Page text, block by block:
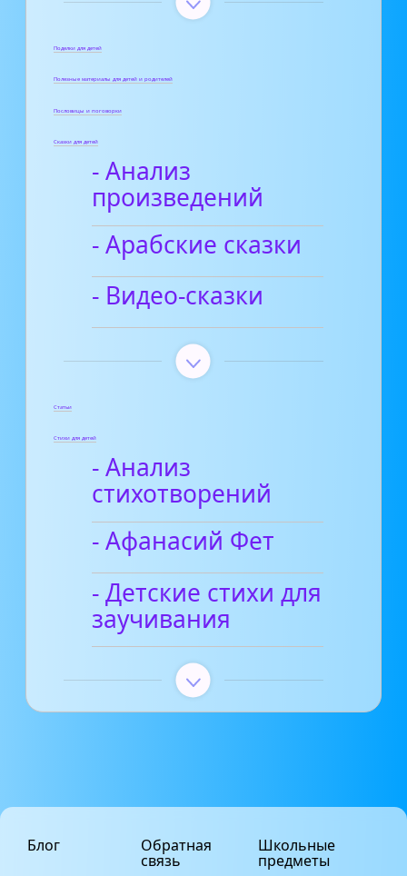
Поделки для детей
Полезные материалы для детей и родителей
Пословицы и поговорки
Сказки для детей
- Анализ
произведений
- Арабские сказки
- Видео-сказки
Статьи
Стихи для детей
- Анализ
стихотворений
- Афанасий Фет
- Детские стихи для
заучивания
Блог Обратная
связь
Школьные
предметы